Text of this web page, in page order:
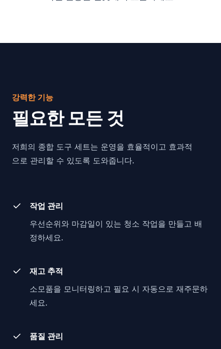
강력한 기능
필요한 모든 것
저희의 종합 도구 세트는 운영을 효율적이고 효과적
으로 관리할 수 있도록 도와줍니다.
작업 관리
우선순위와 마감일이 있는 청소 작업을 만들고 배
정하세요.
재고 추적
소모품을 모니터링하고 필요 시 자동으로 재주문하
세요.
품질 관리